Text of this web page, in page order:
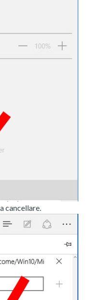
cancellare.